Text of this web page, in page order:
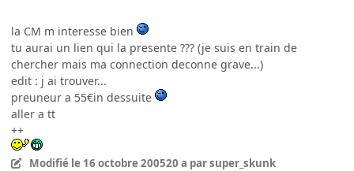
la CM m interesse bien
tu aurai un lien qui la presente ??? (je suis en train de
chercher mais ma connection deconne grave...)
edit : j ai trouver...
preuneur a 55€in dessuite
aller a tt
++
Modifié le 16 octobre 200520 a par super_skunk